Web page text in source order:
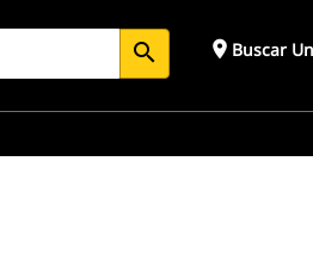
search place Buscar